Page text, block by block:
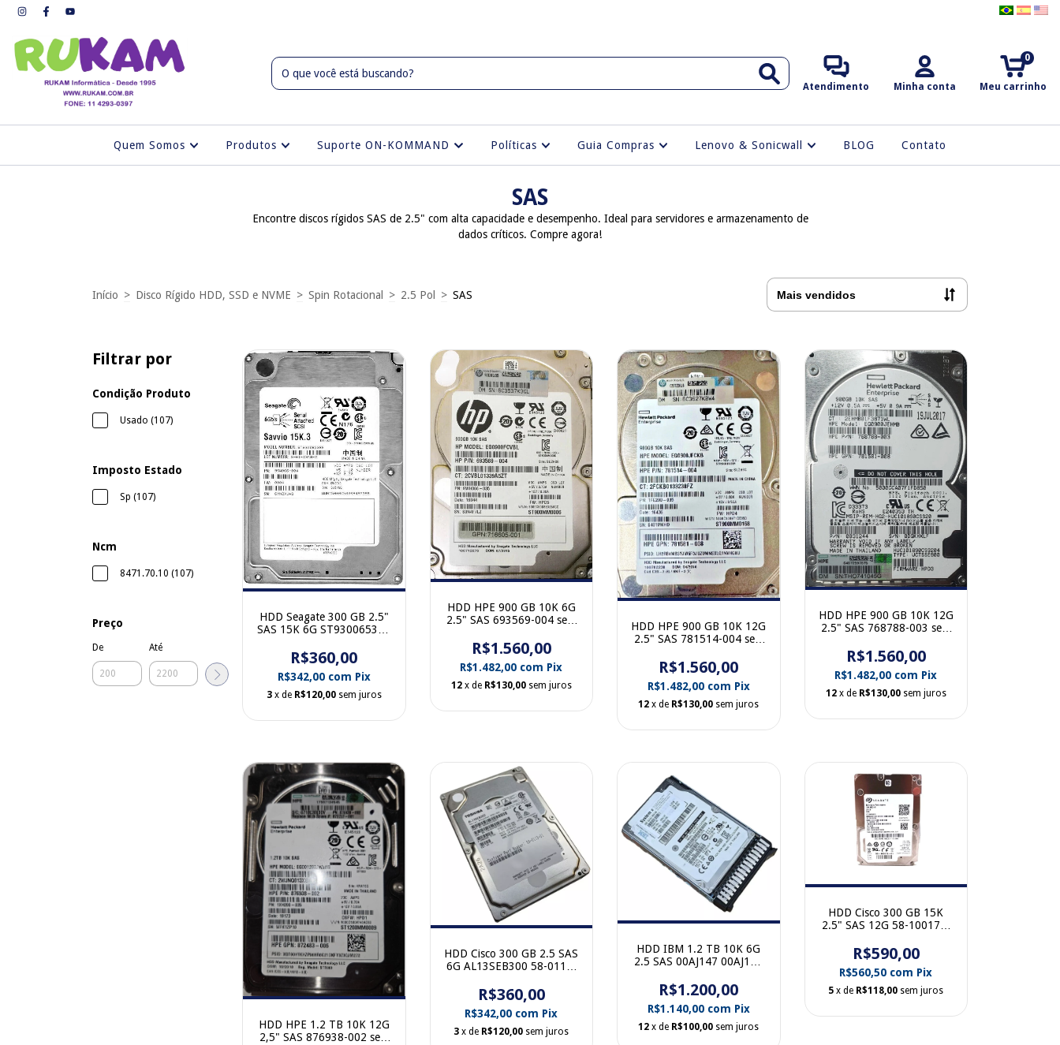
Atendimento Minha conta Meu carrinho
0
Quem Somos Produtos Suporte ON-KOMMAND Políticas Guia Compras Lenovo & Sonicwall BLOG Contato
SAS
Encontre discos rígidos SAS de 2.5" com alta capacidade e desempenho. Ideal para servidores e armazenamento de
dados críticos. Compre agora!
Início > Disco Rígido HDD, SSD e NVME > Spin Rotacional > 2.5 Pol > SAS
Filtrar por
Condição Produto
Usado (107)
Imposto Estado
Sp (107)
Ncm
8471.70.10 (107)
Preço
De Até
HDD Seagate 300 GB 2.5"
SAS 15K 6G ST9300653SS
R$360,00
R$342,00 com Pix
3 x de R$120,00 sem juros
HDD HPE 900 GB 10K 6G
2.5" SAS 693569-004 sem
R$1.560,00
R$1.482,00 com Pix
12 x de R$130,00 sem juros
HDD HPE 900 GB 10K 12G
2.5" SAS 781514-004 sem
R$1.560,00
R$1.482,00 com Pix
12 x de R$130,00 sem juros
HDD HPE 900 GB 10K 12G
2.5" SAS 768788-003 sem
R$1.560,00
R$1.482,00 com Pix
12 x de R$130,00 sem juros
HDD HPE 1.2 TB 10K 12G
2,5" SAS 876938-002 sem
HDD Cisco 300 GB 2.5 SAS
6G AL13SEB300 58-0113-
R$360,00
R$342,00 com Pix
3 x de R$120,00 sem juros
HDD IBM 1.2 TB 10K 6G
2.5 SAS 00AJ147 00AJ146
R$1.200,00
R$1.140,00 com Pix
12 x de R$100,00 sem juros
HDD Cisco 300 GB 15K
2.5" SAS 12G 58-100175-
R$590,00
R$560,50 com Pix
5 x de R$118,00 sem juros